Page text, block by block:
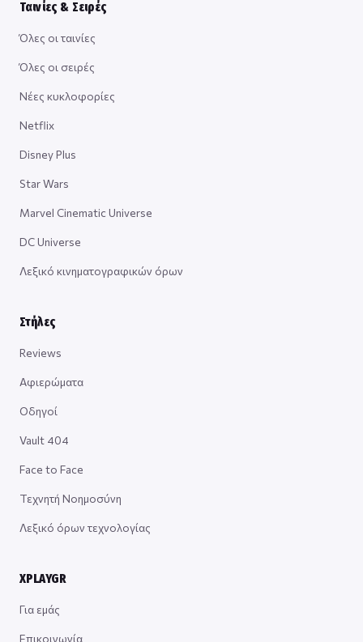
Ταινίες & Σειρές
Όλες οι ταινίες
Όλες οι σειρές
Νέες κυκλοφορίες
Netflix
Disney Plus
Star Wars
Marvel Cinematic Universe
DC Universe
Λεξικό κινηματογραφικών όρων
Στήλες
Reviews
Αφιερώματα
Οδηγοί
Vault 404
Face to Face
Τεχνητή Νοημοσύνη
Λεξικό όρων τεχνολογίας
XPLAYGR
Για εμάς
Επικοινωνία